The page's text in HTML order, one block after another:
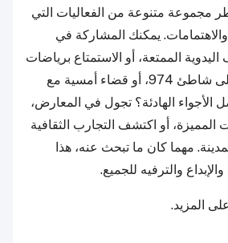
قطر مجموعة متنوعة من الفعاليات التي
يمكنك المشاركة في
الممتعة، أو الاستمتاع برياضات
مائية مليئة بالإثارة على شاطئ 974، أو قضاء أمسية مع
الأجواء الهادئة؟ تجول في المعارض،
أو اكتشف التجارب الثقافية
مهما كان ما تبحث عنه، هذا
والترفيه للجميع.
المزيد.